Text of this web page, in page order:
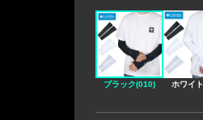
ブラック(010) ホワイ